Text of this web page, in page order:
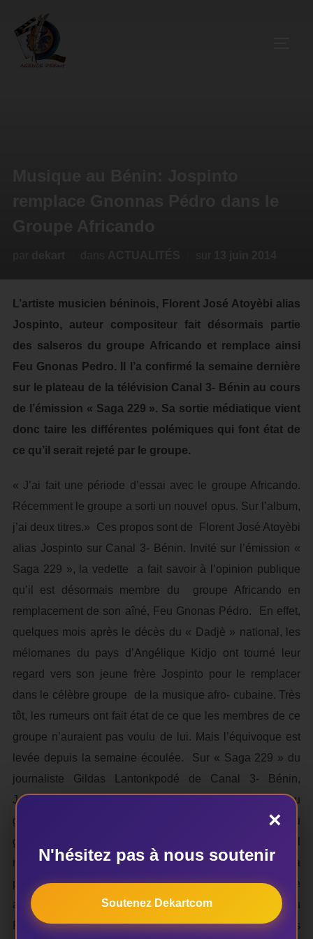
L’artiste musicien béninois, Florent José Atoyèbi alias
Jospinto, auteur compositeur fait désormais partie
des salseros du groupe Africando et remplace ainsi
Feu Gnonas Pedro. Il l’a confirmé la semaine dernière
sur le plateau de la télévision Canal 3- Bénin au cours
de l’émission « Saga 229 ». Sa sortie médiatique vient
donc taire les différentes polémiques qui font état de
ce qu’il serait rejeté par le groupe.
« J’ai fait une période d’essai avec le groupe Africando.
Récemment le groupe a sorti un nouvel opus. Sur l’album,
j’ai deux titres.» Ces propos sont de Florent José Atoyèbi
alias Jospinto sur Canal 3- Bénin. Invité sur l’émission «
Saga 229 », la vedette a fait savoir à l’opinion publique
qu’il est désormais membre du groupe Africando en
remplacement de son aîné, Feu Gnonas Pédro. En effet,
quelques mois après le décès du « Dadjè » national, les
mélomanes du pays d’Angélique Kidjo ont tourné leur
regard vers son jeune frère Jospinto pour le remplacer
dans le célèbre groupe de la musique afro- cubaine. Très
tôt, les rumeurs ont fait état de ce que les membres de ce
groupe n’auraient pas voulu de lui. Mais l’équivoque est
levée depuis la semaine écoulée. Sur « Saga 229 » du
journaliste Gildas Lantonkpodé de Canal 3- Bénin,
Jospinto a clamé haut et fort son appartenance au
groupe. La preuve, déclare-t-il, « sur le nouvel album du
groupe Africando auquel j’appartiens, je suis le seul
membre à avoir deux titres. » Profitant de l’occasion, il a
promis à tous ses fans et aux férus de la musique
africaine de poursuivre avec grand intérêt les œuvres du
Regretté Pédro. Il entend introduire dans sa musique les
×
N'hésitez pas à nous soutenir
Soutenez Dekartcom